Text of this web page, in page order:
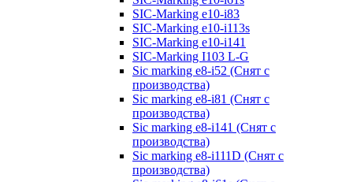
SIC-Marking e10-i83
SIC-Marking e10-i113s
SIC-Marking e10-i141
SIC-Marking I103 L-G
Sic marking e8-i52 (Снят с
производства)
Sic marking e8-i81 (Снят с
производства)
Sic marking e8-i141 (Снят с
производства)
Sic marking e8-i111D (Снят с
производства)